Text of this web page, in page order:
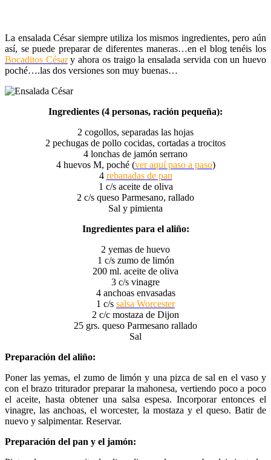
La ensalada César siempre utiliza los mismos ingredientes, pero aún
así, se puede preparar de diferentes maneras…en el blog tenéis los
Bocaditos Césary ahora os traigo la ensalada servida con un huevo
poché….las dos versiones son muy buenas…
Ingredientes (4 personas, ración pequeña):
2 cogollos, separadas las hojas
2 pechugas de pollo cocidas, cortadas a trocitos
4 lonchas de jamón serrano
4 huevos M, poché (ver aquí paso a paso)
4 rebanadas de pan
1 c/s aceite de oliva
2 c/s queso Parmesano, rallado
Sal y pimienta
Ingredientes para el aliño:
2 yemas de huevo
1 c/s zumo de limón
200 ml. aceite de oliva
3 c/s vinagre
4 anchoas envasadas
1 c/s salsa Worcester
2 c/c mostaza de Dijon
25 grs. queso Parmesano rallado
Sal
Preparación del aliño:
Poner las yemas, el zumo de limón y una pizca de sal en el vaso y
con el brazo triturador preparar la mahonesa, vertiendo poco a poco
el aceite, hasta obtener una salsa espesa. Incorporar entonces el
vinagre, las anchoas, el worcester, la mostaza y el queso. Batir de
nuevo y salpimentar. Reservar.
Preparación del pan y el jamón: